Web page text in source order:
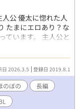
公 優太に惚れた人
たまにエロあり？な
ています。 主人公と
内容が濃いめなの
体を多少触る程度
10月から描き始め
ぶ違っています
温かい目で見てや
り、【名前は契
た。
日 2026.3.5 登録日 2019.8.1
のぼの
長編